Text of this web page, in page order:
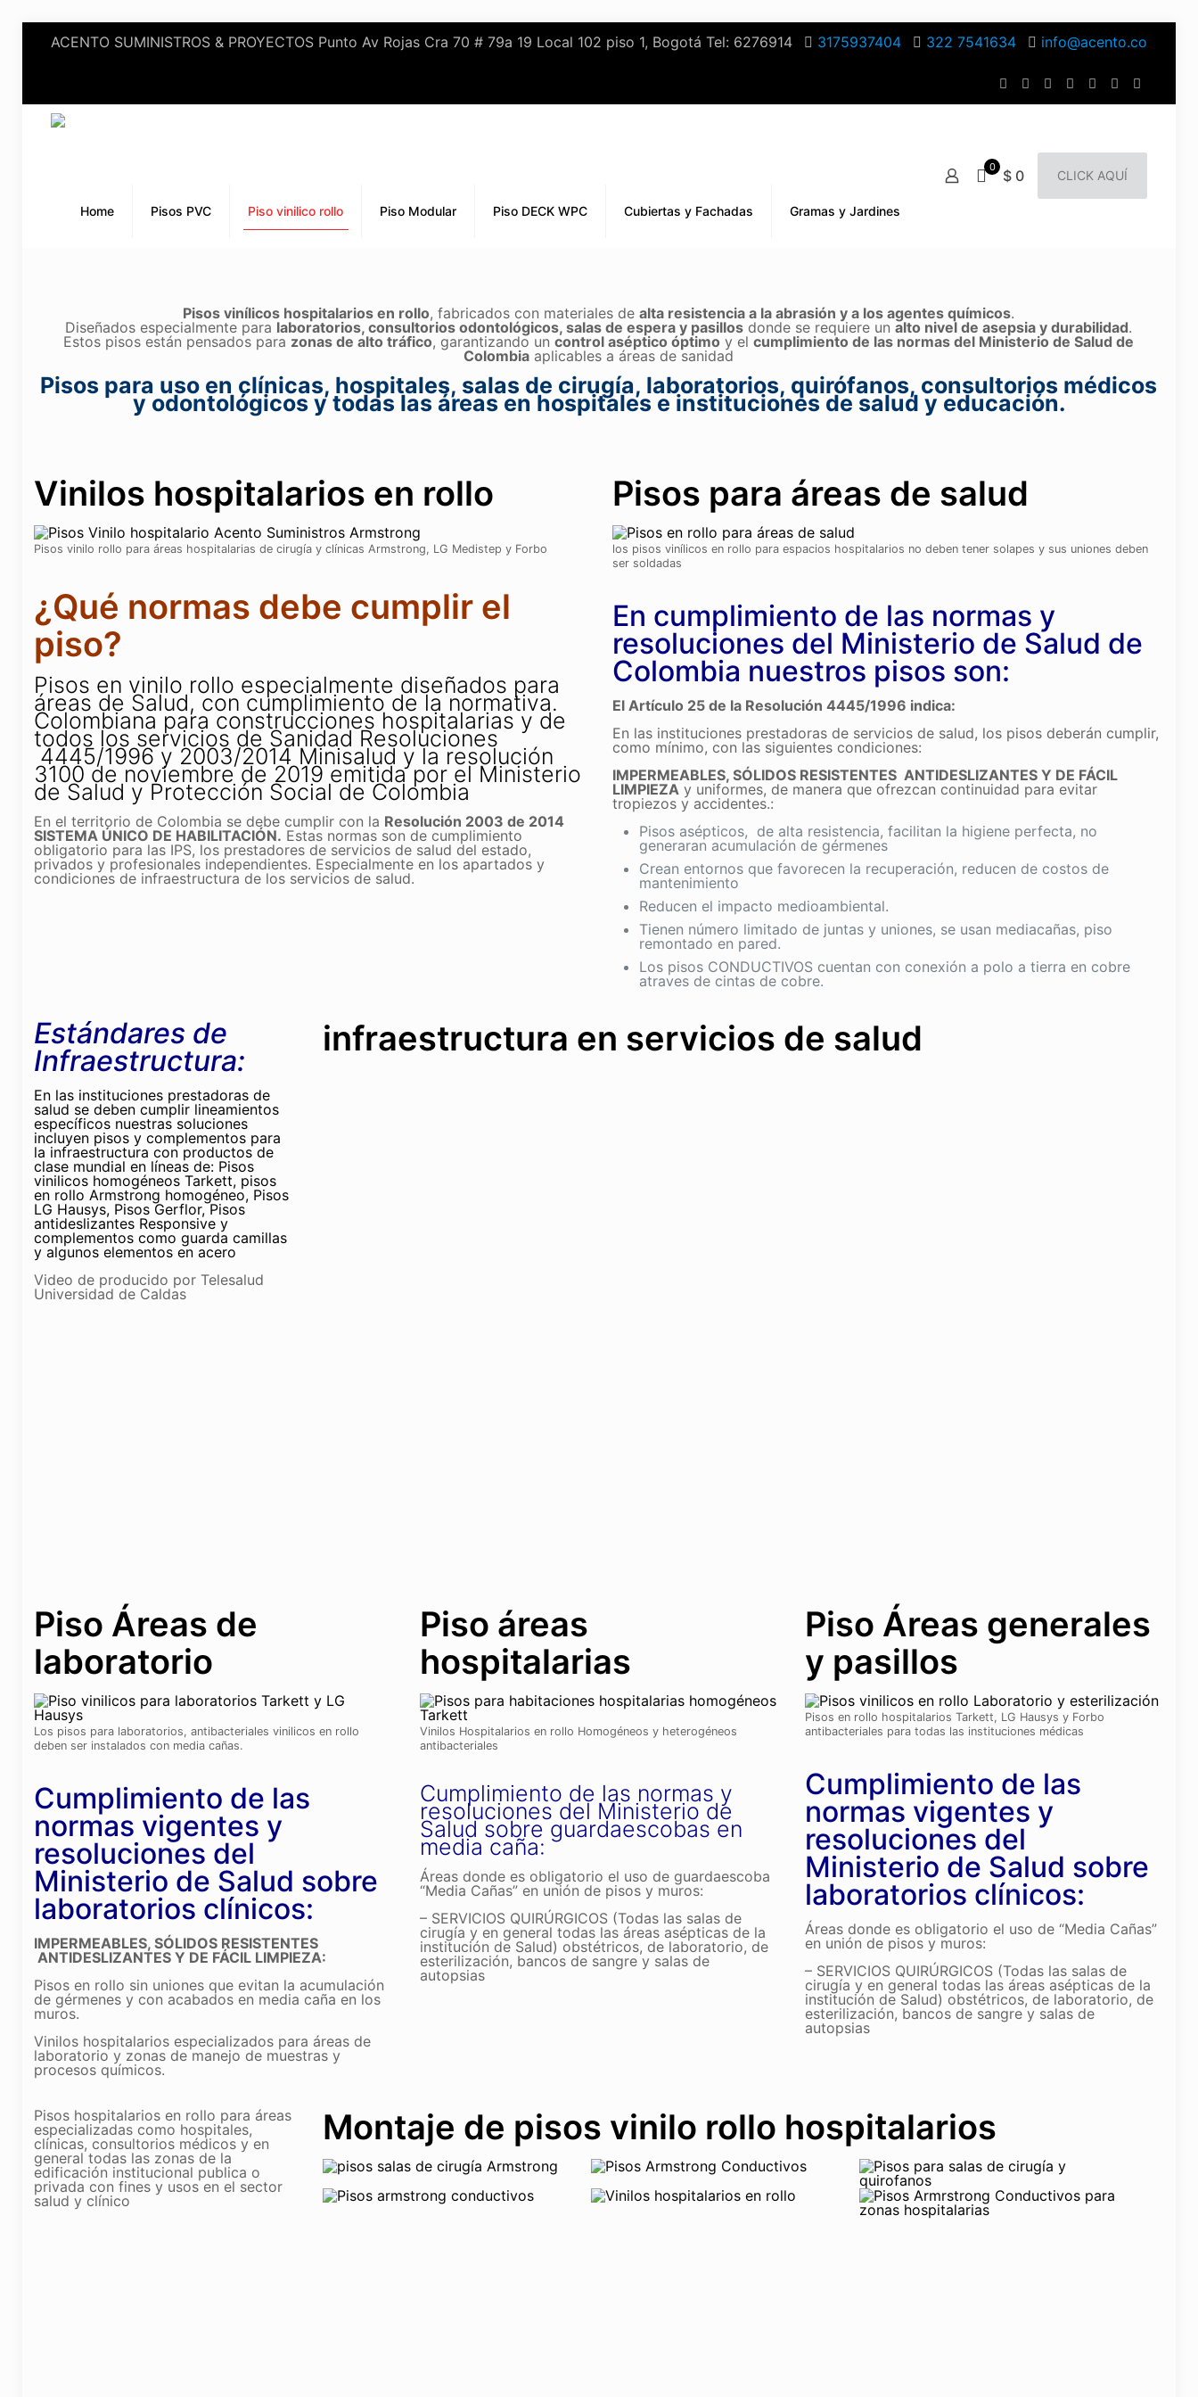
ACENTO SUMINISTROS & PROYECTOS Punto Av Rojas Cra 70 # 79a 19 Local 102 piso 1, Bogotá Tel: 6276914 3175937404 322 7541634 info@acento.co
Home Pisos PVC Piso vinilico rollo Piso Modular Piso DECK WPC Cubiertas y Fachadas Gramas y Jardines
0 $ 0 CLICK AQUÍ
Pisos vinílicos hospitalarios en rollo, fabricados con materiales dealta resistencia a la abrasión y a los agentes químicos.
Diseñados especialmente para laboratorios, consultorios odontológicos, salas de espera y pasillos donde se requiere unalto nivel de asepsia y durabilidad.
Estos pisos están pensados para zonas de alto tráfico, garantizando uncontrol aséptico óptimo y elcumplimiento de las normas del Ministerio de Salud de
Colombia aplicables a áreas de sanidad
Pisos para uso en clínicas, hospitales, salas de cirugía, laboratorios, quirófanos, consultorios médicos
y odontológicos y todas las áreas en hospitales e instituciones de salud y educación.
Vinilos hospitalarios en rollo
Pisos vinilo rollo para áreas hospitalarias de cirugía y clínicas Armstrong, LG Medistep y Forbo
¿Qué normas debe cumplir el
piso?
Pisos en vinilo rollo especialmente diseñados para
áreas de Salud, con cumplimiento de la normativa.
Colombiana para construcciones hospitalarias y de
todos los servicios de Sanidad Resoluciones
4445/1996 y 2003/2014 Minisalud y la resolución
3100 de noviembre de 2019 emitida por el Ministerio
de Salud y Protección Social de Colombia
En el territorio de Colombia se debe cumplir con la Resolución 2003 de 2014
SISTEMA ÚNICO DE HABILITACIÓN. Estas normas son de cumplimiento
obligatorio para las IPS, los prestadores de servicios de salud del estado,
privados y profesionales independientes. Especialmente en los apartados y
condiciones de infraestructura de los servicios de salud.
Pisos para áreas de salud
los pisos vinílicos en rollo para espacios hospitalarios no deben tener solapes y sus uniones deben
ser soldadas
En cumplimiento de las normas y
resoluciones del Ministerio de Salud de
Colombia nuestros pisos son:
El Artículo 25 de la Resolución 4445/1996 indica:
En las instituciones prestadoras de servicios de salud, los pisos deberán cumplir,
como mínimo, con las siguientes condiciones:
IMPERMEABLES, SÓLIDOS RESISTENTES ANTIDESLIZANTES Y DE FÁCIL
LIMPIEZA y uniformes, de manera que ofrezcan continuidad para evitar
tropiezos y accidentes.:
Pisos asépticos, de alta resistencia, facilitan la higiene perfecta, no
generaran acumulación de gérmenes
Crean entornos que favorecen la recuperación, reducen de costos de
mantenimiento
Reducen el impacto medioambiental.
Tienen número limitado de juntas y uniones, se usan mediacañas, piso
remontado en pared.
Los pisos CONDUCTIVOS cuentan con conexión a polo a tierra en cobre
atraves de cintas de cobre.
Estándares de
Infraestructura:
En las instituciones prestadoras de
salud se deben cumplir lineamientos
específicos nuestras soluciones
incluyen pisos y complementos para
la infraestructura con productos de
clase mundial en líneas de: Pisos
vinilicos homogéneos Tarkett, pisos
en rollo Armstrong homogéneo, Pisos
LG Hausys, Pisos Gerflor, Pisos
antideslizantes Responsive y
complementos como guarda camillas
y algunos elementos en acero
Video de producido por Telesalud
Universidad de Caldas
infraestructura en servicios de salud
Piso Áreas de
laboratorio
Los pisos para laboratorios, antibacteriales vinilicos en rollo
deben ser instalados con media cañas.
Cumplimiento de las
normas vigentes y
resoluciones del
Ministerio de Salud sobre
laboratorios clínicos:
IMPERMEABLES, SÓLIDOS RESISTENTES
ANTIDESLIZANTES Y DE FÁCIL LIMPIEZA:
Pisos en rollo sin uniones que evitan la acumulación
de gérmenes y con acabados en media caña en los
muros.
Vinilos hospitalarios especializados para áreas de
laboratorio y zonas de manejo de muestras y
procesos químicos.
Piso áreas
hospitalarias
Vinilos Hospitalarios en rollo Homogéneos y heterogéneos
antibacteriales
Cumplimiento de las normas y
resoluciones del Ministerio de
Salud sobre guardaescobas en
media caña:
Áreas donde es obligatorio el uso de guardaescoba
“Media Cañas” en unión de pisos y muros:
– SERVICIOS QUIRÚRGICOS (Todas las salas de
cirugía y en general todas las áreas asépticas de la
institución de Salud) obstétricos, de laboratorio, de
esterilización, bancos de sangre y salas de
autopsias
Piso Áreas generales
y pasillos
Pisos en rollo hospitalarios Tarkett, LG Hausys y Forbo
antibacteriales para todas las instituciones médicas
Cumplimiento de las
normas vigentes y
resoluciones del
Ministerio de Salud sobre
laboratorios clínicos:
Áreas donde es obligatorio el uso de “Media Cañas”
en unión de pisos y muros:
– SERVICIOS QUIRÚRGICOS (Todas las salas de
cirugía y en general todas las áreas asépticas de la
institución de Salud) obstétricos, de laboratorio, de
esterilización, bancos de sangre y salas de
autopsias
Pisos hospitalarios en rollo para áreas
especializadas como hospitales,
clínicas, consultorios médicos y en
general todas las zonas de la
edificación institucional publica o
privada con fines y usos en el sector
salud y clínico
Montaje de pisos vinilo rollo hospitalarios